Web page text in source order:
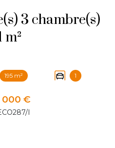
91 m²
195 m² 1
000 €
I